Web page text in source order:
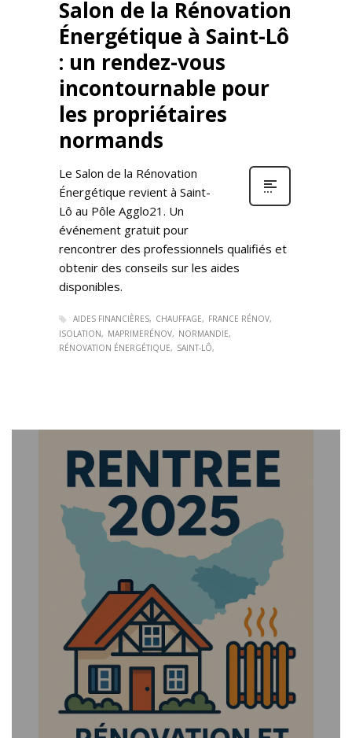
Salon de la Rénovation
Énergétique à Saint-Lô
: un rendez-vous
incontournable pour
les propriétaires
normands
Le Salon de la Rénovation
Énergétique revient à Saint-
Lô au Pôle Agglo21. Un
événement gratuit pour
rencontrer des professionnels qualifiés et
obtenir des conseils sur les aides
disponibles.
AIDES FINANCIÈRES CHAUFFAGE
FRANCE RÉNOV
ISOLATION
MAPRIMERÉNOV
NORMANDIE
RÉNOVATION ÉNERGÉTIQUE
SAINT-LÔ